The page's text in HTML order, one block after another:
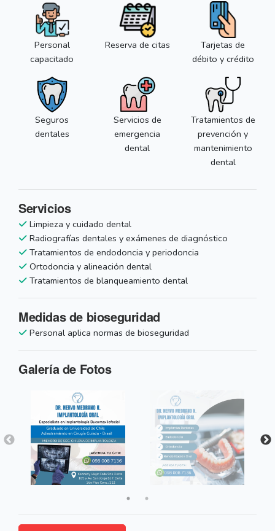
Personal
capacitado
Reserva de citas
Tarjetas de
débito y crédito
Seguros
dentales
Servicios de
emergencia
dental
Tratamientos de
prevención y
mantenimiento
dental
Servicios
Limpieza y cuidado dental
Radiografías dentales y exámenes de diagnóstico
Tratamientos de endodoncia y periodoncia
Ortodoncia y alineación dental
Tratamientos de blanqueamiento dental
Medidas de bioseguridad
Personal aplica normas de bioseguridad
Galería de Fotos